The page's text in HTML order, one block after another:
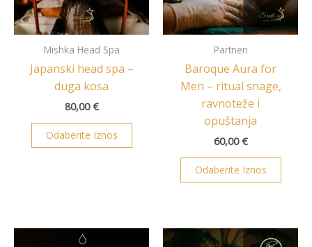
Mishka Head Spa
Japanski head spa –
duga kosa
80,00€
Odaberite Iznos
Partneri
Baroque Aura for
Men – ritual snage,
ravnoteže i
opuštanja
60,00€
Odaberite Iznos